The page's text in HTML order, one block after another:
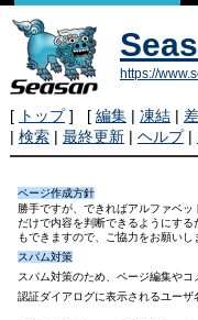
https://
[ トップ] [ 編集| 凍結|
| 検索| 最終更新| ヘルプ|
ページ作成方針
勝手ですが、できればアルファベ
だけで内容を判断できるようにす
もできますので、ご協力をお願いし
スパム対策
スパム対策のため、ページ編集やコ
認証ダイアログに表示されるユーザ